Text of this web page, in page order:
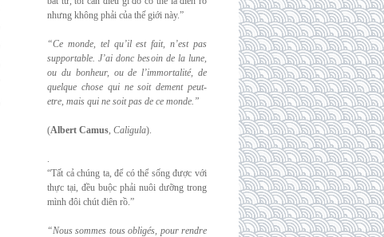
nhưng không phải của thế giới này.”
“Ce monde, tel qu’il est fait, n’est pas
supportable. J’ai donc besoin de la lune,
ou du bonheur, ou de l’immortalité, de
quelque chose qui ne soit dement peut-
etre, mais qui ne soit pas de ce monde.”
(Albert Camus, Caligula).
.
“Tất cả chúng ta, để có thể sống được với
thực tại, đều buộc phải nuôi dưỡng trong
mình đôi chút điên rồ.”
“Nous sommes tous obligés, pour rendre